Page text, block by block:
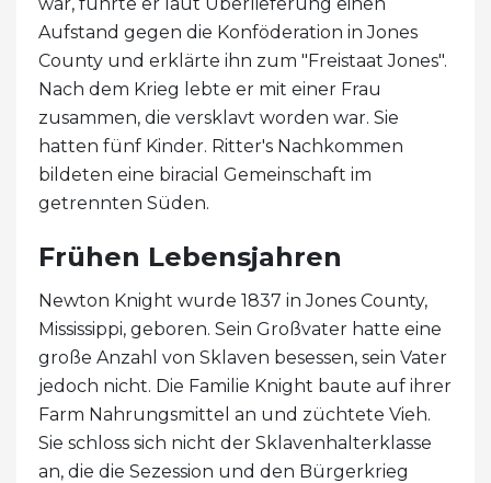
Aufstand gegen die Konföderation in Jones
County und erklärte ihn zum "Freistaat Jones".
Nach dem Krieg lebte er mit einer Frau
zusammen, die versklavt worden war. Sie
hatten fünf Kinder. Ritter's Nachkommen
bildeten eine biracial Gemeinschaft im
getrennten Süden.
Frühen Lebensjahren
Newton Knight wurde 1837 in Jones County,
Mississippi, geboren. Sein Großvater hatte eine
große Anzahl von Sklaven besessen, sein Vater
jedoch nicht. Die Familie Knight baute auf ihrer
Farm Nahrungsmittel an und züchtete Vieh.
Sie schloss sich nicht der Sklavenhalterklasse
an, die die Sezession und den Bürgerkrieg